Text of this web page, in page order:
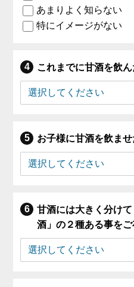
あまりよく知らない
特にイメージがない
これまでに甘酒を飲
お子様に甘酒を飲ま
甘酒には大きく分け
酒」の２種ある事を